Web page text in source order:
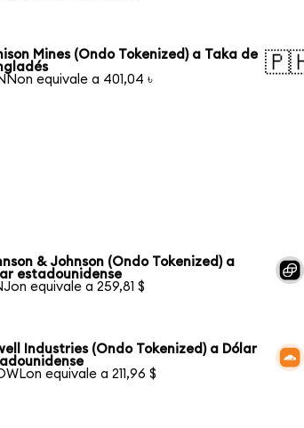
Mines (Ondo Tokenized) a Taka de
equivale a 401,04 ৳
& Johnson (Ondo Tokenized) a
estadounidense
equivale a 259,81 $
Industries (Ondo Tokenized) a Dólar
equivale a 211,96 $